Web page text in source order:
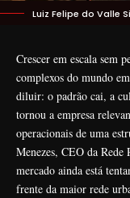
Luiz Felipe do Valle
Crescer em escala sem
complexos do mundo
diluir: o padrão cai, a
tornou a empresa
operacionais de uma
Menezes, CEO da Rede
mercado ainda está
frente da maior rede